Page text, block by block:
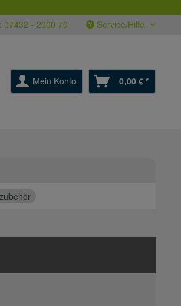
07432 - 2000 70 Service/Hilfe
Mein Konto 0,00 € *